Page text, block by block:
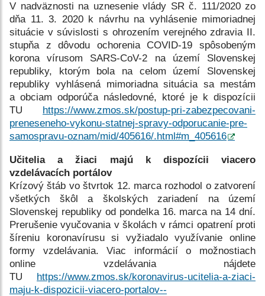
V nadväznosti na uznesenie vlády SR č. 111/2020 zo
dňa 11. 3. 2020 k návrhu na vyhlásenie mimoriadnej
situácie v súvislosti s ohrozením verejného zdravia II.
stupňa z dôvodu ochorenia COVID-19 spôsobeným
korona vírusom SARS-CoV-2 na území Slovenskej
republiky, ktorým bola na celom území Slovenskej
republiky vyhlásená mimoriadna situácia sa mestám
a obciam odporúča následovné, ktoré je k dispozícii
TU
https://www.zmos.sk/postup-pri-zabezpecovani-
preneseneho-vykonu-statnej-spravy-odporucanie-pre-
samospravu-oznam/mid/405616/.html#m_405616
Učitelia a žiaci majú k dispozícii viacero
vzdelávacích portálov
Krízový štáb vo štvrtok 12. marca rozhodol o zatvorení
všetkých škôl a školských zariadení na území
Slovenskej republiky od pondelka 16. marca na 14 dní.
Prerušenie vyučovania v školách v rámci opatrení proti
šíreniu koronavírusu si vyžiadalo využívanie online
formy vzdelávania. Viac informácií o možnostiach
online vzdelávania nájdete
TU https://www.zmos.sk/koronavirus-ucitelia-a-ziaci-
maju-k-dispozicii-viacero-portalov--